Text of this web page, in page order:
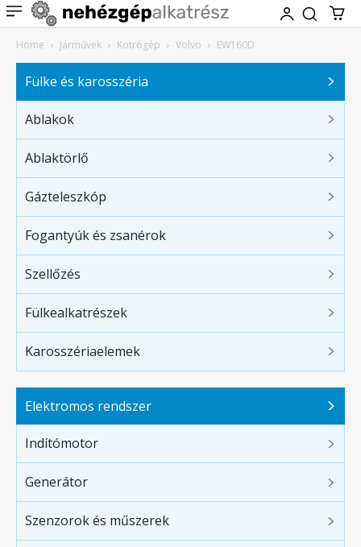
Home Járművek Kotrógép Volvo EW160D
Fülke és karosszéria
Ablakok
Ablaktörlő
Gázteleszkóp
Fogantyúk és zsanérok
Szellőzés
Fülkealkatrészek
Karosszériaelemek
Elektromos rendszer
Indítómotor
Generátor
Szenzorok és műszerek